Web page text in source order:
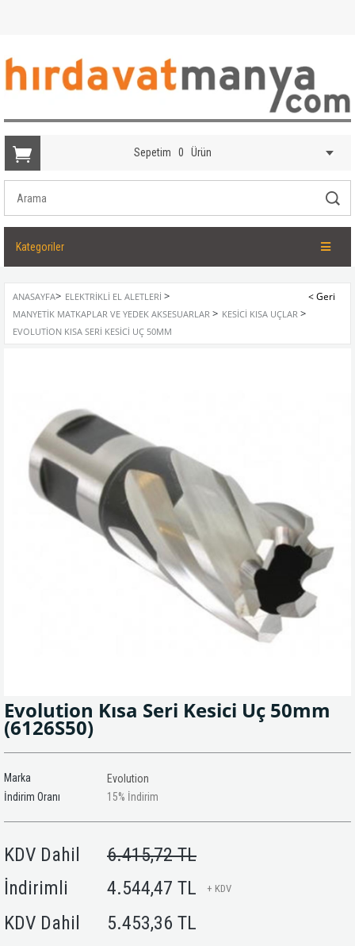
Sepetim 0 Ürün
Kategoriler
ANASAYFA> ELEKTRIKLI EL ALETLERI >
MANYETIK MATKAPLAR VE YEDEK AKSESUARLAR > KESICI KISA UÇLAR >
EVOLUTION KISA SERI KESICI UÇ 50MM
Evolution Kısa Seri Kesici Uç 50mm
(6126S50)
Marka
Evolution
İndirim Oranı
%
15 İndirim
KDV Dahil
6.415,72 TL
İndirimli
4.544,47 TL + KDV
KDV Dahil 5.453,36 TL